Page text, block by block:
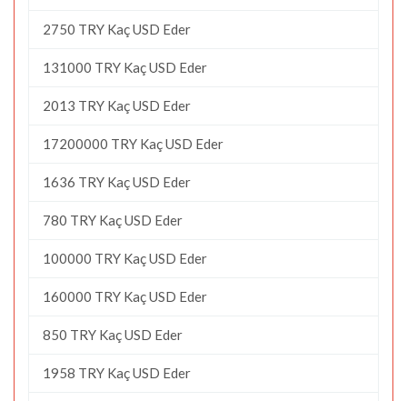
2750 TRY Kaç USD Eder
131000 TRY Kaç USD Eder
2013 TRY Kaç USD Eder
17200000 TRY Kaç USD Eder
1636 TRY Kaç USD Eder
780 TRY Kaç USD Eder
100000 TRY Kaç USD Eder
160000 TRY Kaç USD Eder
850 TRY Kaç USD Eder
1958 TRY Kaç USD Eder